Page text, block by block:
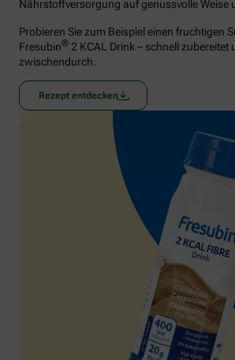
Nährstoffversorgung auf genussvolle Weise
Probieren Sie zum Beispiel einen fruchtigen
Fresubin® 2 KCAL Drink – schnell zubereitet
zwischendurch.
Rezept entdecken